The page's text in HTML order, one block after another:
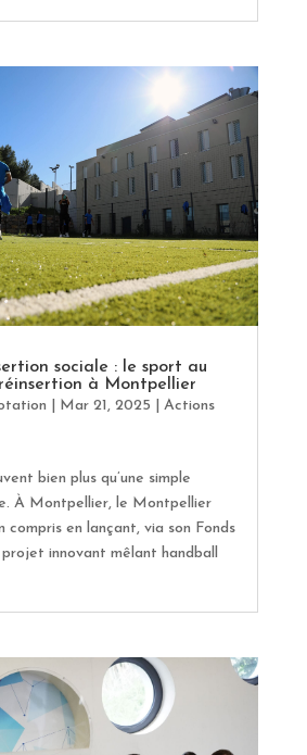
sociale : le sport au
à Montpellier
Mar 21, 2025
Actions
bien plus qu’une simple
À Montpellier, le Montpellier
compris en lançant, via son Fonds
innovant mêlant handball